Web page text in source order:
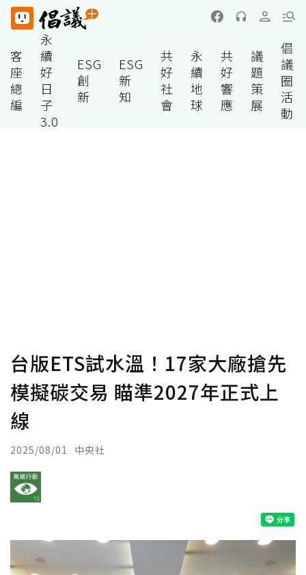
客
座
總
編
永
續
好
日
子
3.0
ESG
創
新
ESG
新
知
共
好
社
會
永
續
地
球
共
好
響
應
議
題
策
展
倡
議
圈
活
動
台版ETS試水溫！17家大廠搶先
模擬碳交易 瞄準2027年正式上
線
2025/08/01 中央社